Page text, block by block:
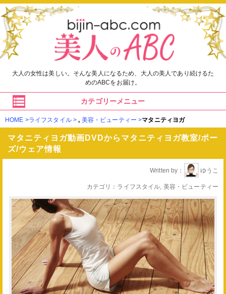
大人の女性は美しい。そんな美人になるため、大人の美人であり続けるた
めのABCをお届け。
カテゴリーメニュー
HOME ライフスタイル , 美容・ビューティー マタニティヨガ
マタニティヨガ動画DVDからマタニティヨガ教室/ポー
ズ/ウェア情報
Written by ゆうこ
カテゴリ ライフスタイル 美容・ビューティー